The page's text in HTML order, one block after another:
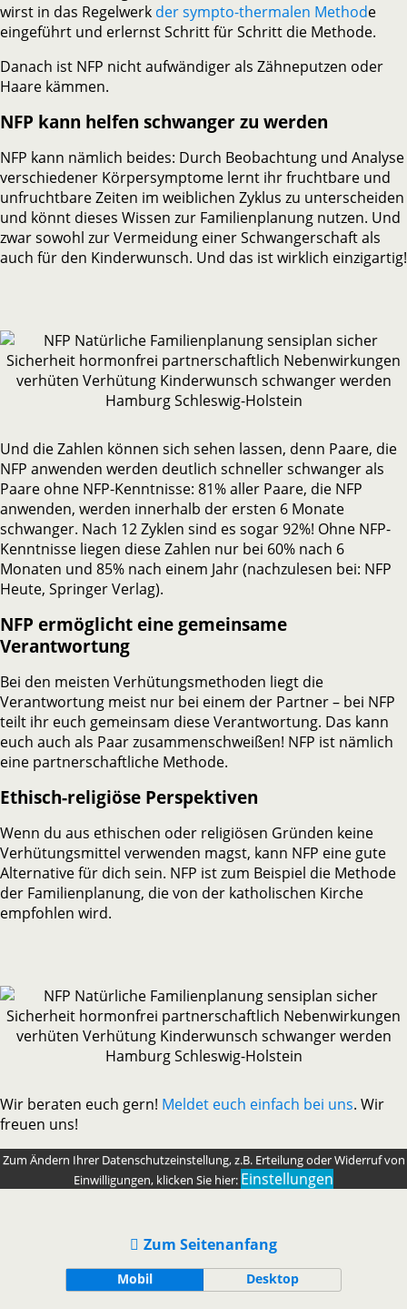
wirst in das Regelwerk der sympto-thermalen Methode
eingeführt und erlernst Schritt für Schritt die Methode.
Danach ist NFP nicht aufwändiger als Zähneputzen oder
Haare kämmen.
NFP kann helfen schwanger zu werden
NFP kann nämlich beides: Durch Beobachtung und Analyse
verschiedener Körpersymptome lernt ihr fruchtbare und
unfruchtbare Zeiten im weiblichen Zyklus zu unterscheiden
und könnt dieses Wissen zur Familienplanung nutzen. Und
zwar sowohl zur Vermeidung einer Schwangerschaft als
auch für den Kinderwunsch. Und das ist wirklich einzigartig!
Und die Zahlen können sich sehen lassen, denn Paare, die
NFP anwenden werden deutlich schneller schwanger als
Paare ohne NFP-Kenntnisse: 81% aller Paare, die NFP
anwenden, werden innerhalb der ersten 6 Monate
schwanger. Nach 12 Zyklen sind es sogar 92%! Ohne NFP-
Kenntnisse liegen diese Zahlen nur bei 60% nach 6
Monaten und 85% nach einem Jahr (nachzulesen bei: NFP
Heute, Springer Verlag).
NFP ermöglicht eine gemeinsame
Verantwortung
Bei den meisten Verhütungsmethoden liegt die
Verantwortung meist nur bei einem der Partner – bei NFP
teilt ihr euch gemeinsam diese Verantwortung. Das kann
euch auch als Paar zusammenschweißen! NFP ist nämlich
eine partnerschaftliche Methode.
Ethisch-religiöse Perspektiven
Wenn du aus ethischen oder religiösen Gründen keine
Verhütungsmittel verwenden magst, kann NFP eine gute
Alternative für dich sein. NFP ist zum Beispiel die Methode
der Familienplanung, die von der katholischen Kirche
empfohlen wird.
Wir beraten euch gern! Meldet euch einfach bei uns. Wir
freuen uns!
Zum Ändern Ihrer Datenschutzeinstellung, z.B. Erteilung oder Widerruf von
Einwilligungen, klicken Sie hier: Einstellungen
Zum Seitenanfang
Mobil Desktop